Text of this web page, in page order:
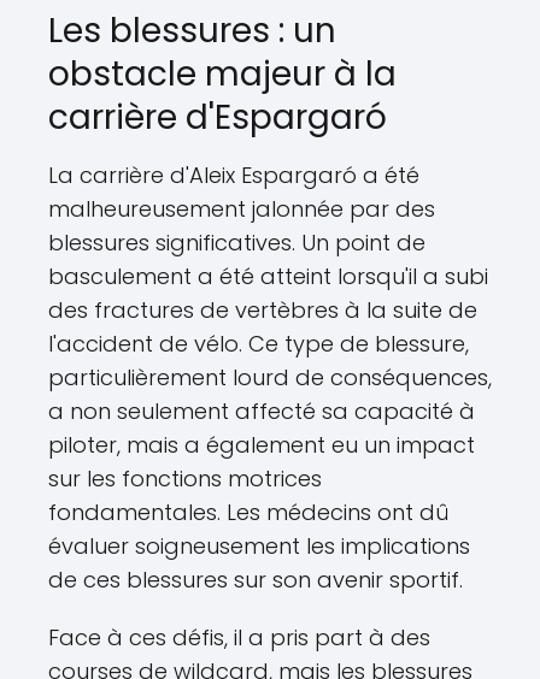
Les blessures : un
obstacle majeur à la
carrière d'Espargaró
La carrière d'Aleix Espargaró a été
malheureusement jalonnée par des
blessures significatives. Un point de
basculement a été atteint lorsqu'il a subi
des fractures de vertèbres à la suite de
l'accident de vélo. Ce type de blessure,
particulièrement lourd de conséquences,
a non seulement affecté sa capacité à
piloter, mais a également eu un impact
sur les fonctions motrices
fondamentales. Les médecins ont dû
évaluer soigneusement les implications
de ces blessures sur son avenir sportif.
Face à ces défis, il a pris part à des
courses de wildcard, mais les blessures